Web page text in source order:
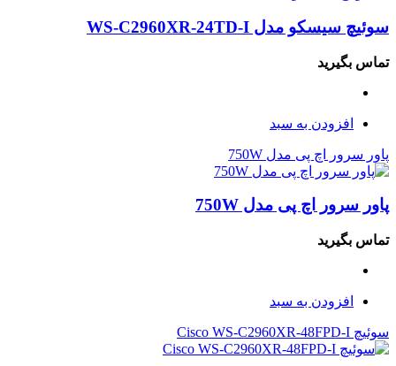
سوئیچ سیسکو مدل WS-C2960XR-24TD-I
تماس بگیرید
افزودن به سبد
پاور سرور اچ پی مدل 750W
پاور سرور اچ پی مدل 750W
تماس بگیرید
افزودن به سبد
سوئیچ Cisco WS-C2960XR-48FPD-I